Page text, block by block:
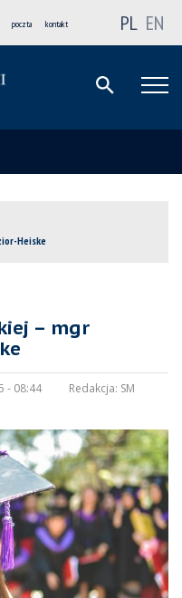
poczta kontakt PL EN
Heiske
– mgr
- 08:44 Redakcja: SM